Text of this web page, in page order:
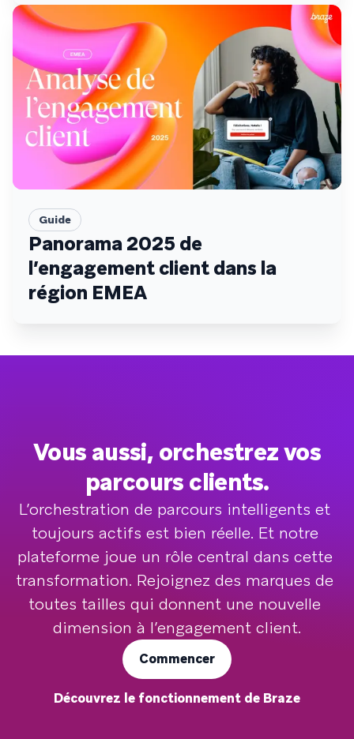
Guide
Panorama 2025 de
l’engagement client dans la
région EMEA
Vous aussi, orchestrez vos
parcours clients.
L’orchestration de parcours intelligents et
toujours actifs est bien réelle. Et notre
plateforme joue un rôle central dans cette
transformation. Rejoignez des marques de
toutes tailles qui donnent une nouvelle
dimension à l’engagement client.
Commencer
Découvrez le fonctionnement de Braze